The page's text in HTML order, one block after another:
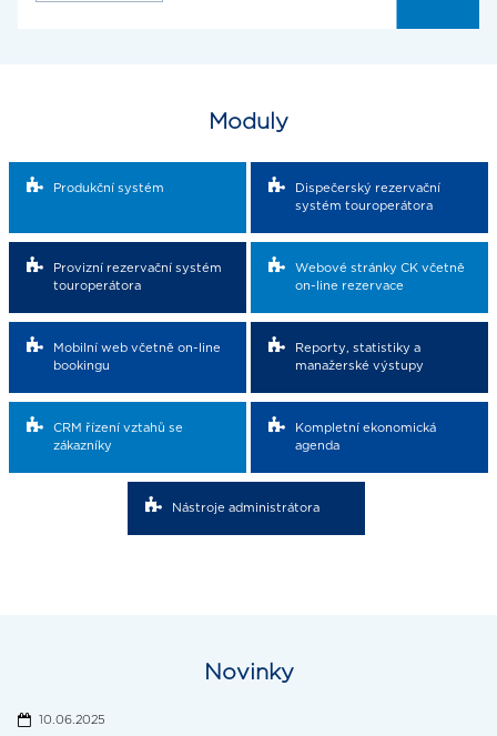
Moduly
Produkční systém
Dispečerský rezervační
systém touroperátora
Provizní rezervační systém
touroperátora
Webové stránky CK včetně
on-line rezervace
Mobilní web včetně on-line
bookingu
Reporty, statistiky a
manažerské výstupy
CRM řízení vztahů se
zákazníky
Kompletní ekonomická
agenda
Nástroje administrátora
Novinky
10.06.2025